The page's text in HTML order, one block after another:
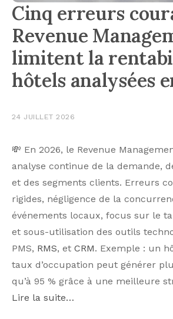
Cinq erreurs
Revenue
limitent la
hôtels analysées
24 JUILLET 2026
💸 En 2026, le Revenue
analyse continue de la demande,
et des segments clients. Erreurs
rigides, négligence de la
événements locaux, focus sur le
et sous-utilisation des outils
PMS, RMS, et CRM. Exemple : un
taux d’occupation peut générer
qu’à 95 % grâce à une meilleure
Lire la suite…